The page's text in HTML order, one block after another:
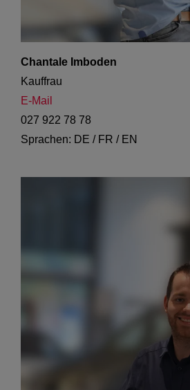
Chantale Imboden
Kauffrau
E-Mail
027 922 78 78
Sprachen: DE / FR / EN